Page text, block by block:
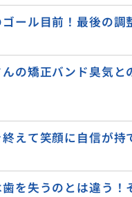
ール目前！最後の調
の矯正バンド臭気と
えて笑顔に自信が持
を失うのとは違う！